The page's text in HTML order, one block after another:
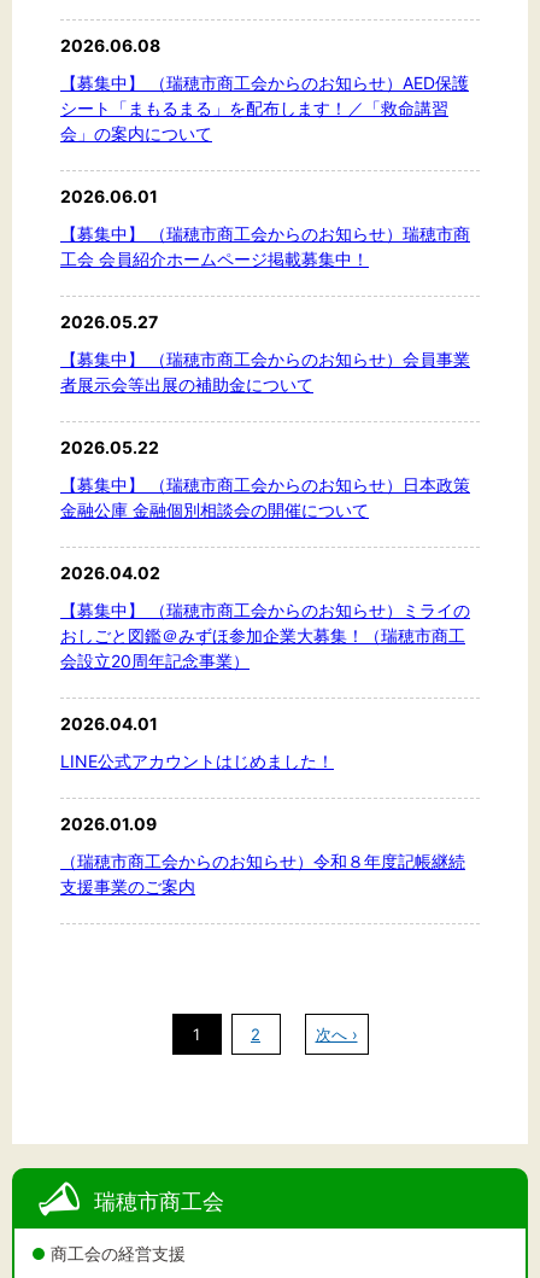
瑞穂市商工会
商工会の経営支援
2026.06.08
【募集中】 （瑞穂市商工会からのお知らせ）AED保護
シート「まもるまる」を配布します！／「救命講習
会」の案内について
2026.06.01
【募集中】 （瑞穂市商工会からのお知らせ）瑞穂市商
工会 会員紹介ホームページ掲載募集中！
2026.05.27
【募集中】 （瑞穂市商工会からのお知らせ）会員事業
者展示会等出展の補助金について
2026.05.22
【募集中】 （瑞穂市商工会からのお知らせ）日本政策
金融公庫 金融個別相談会の開催について
2026.04.02
【募集中】 （瑞穂市商工会からのお知らせ）ミライの
おしごと図鑑＠みずほ参加企業大募集！（瑞穂市商工
会設立20周年記念事業）
2026.04.01
LINE公式アカウントはじめました！
2026.01.09
（瑞穂市商工会からのお知らせ）令和８年度記帳継続
支援事業のご案内
1 2 次へ ›